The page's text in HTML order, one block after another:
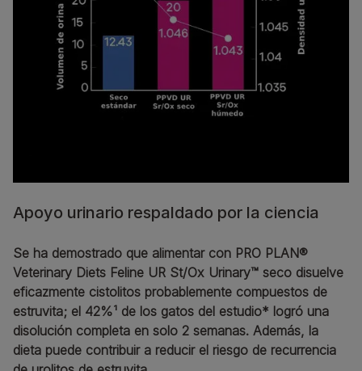
Apoyo urinario respaldado por la ciencia
Se ha demostrado que alimentar con PRO PLAN®
Veterinary Diets Feline UR St/Ox Urinary™ seco disuelve
eficazmente cistolitos probablemente compuestos de
estruvita; el 42%¹ de los gatos del estudio* logró una
disolución completa en solo 2 semanas. Además, la
dieta puede contribuir a reducir el riesgo de recurrencia